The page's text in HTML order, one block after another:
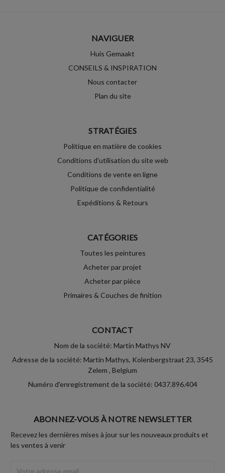
NAVIGUER
Huis Gemaakt
CONSEILS & INSPIRATION
Nous contacter
Plan du site
STRATÉGIES
Politique en matière de cookies
Conditions d'utilisation du site web
Conditions de vente en ligne
Politique de confidentialité
Expéditions & Retours
CATÉGORIES
Toutes les peintures
Acheter par projet
Acheter par pièce
Primaires & Couches de finition
CONTACT
Nom de la société: Martin Mathys NV
Adresse de la société: Martin Mathys, Kolenbergstraat 23, 3545
Zelem , Belgium
Numéro d'enregistrement de la société: 0437.896.404
ABONNEZ-VOUS À NOTRE NEWSLETTER
Recevez les dernières mises à jour sur les nouveaux produits et
les ventes à venir